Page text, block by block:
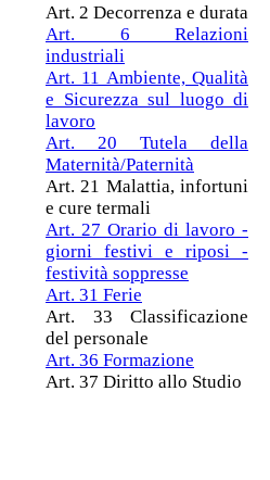
Art. 2 Decorrenza e durata
Art. 6 Relazioni
industriali
Art. 11 Ambiente, Qualità
e Sicurezza sul luogo di
lavoro
Art. 20 Tutela della
Maternità/Paternità
Art. 21 Malattia, infortuni
e cure termali
Art. 27 Orario di lavoro -
giorni festivi e riposi -
festività soppresse
Art. 31 Ferie
Art. 33 Classificazione
del personale
Art. 36 Formazione
Art. 37 Diritto allo Studio